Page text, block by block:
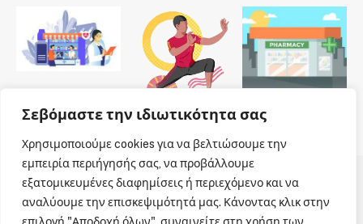
Σεβόμαστε την ιδιωτικότητα σας
Χρησιμοποιούμε cookies για να βελτιώσουμε την
εμπειρία περιήγησής σας, να προβάλλουμε
εξατομικευμένες διαφημίσεις ή περιεχόμενο και να
αναλύουμε την επισκεψιμότητά μας. Κάνοντας κλικ στην
© 2026 Dailypharmanews. Designed byDailypharmanews